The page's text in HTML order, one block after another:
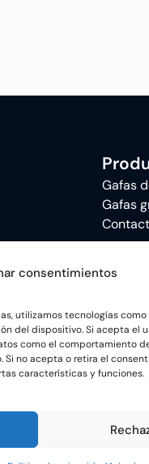
consentimientos
utilizamos tecnologías
del dispositivo. Si acepta el
como el comportamiento
no acepta o retira el
características y funciones.
Gafas
Gafas
AVISO LEGAL
por la Unión